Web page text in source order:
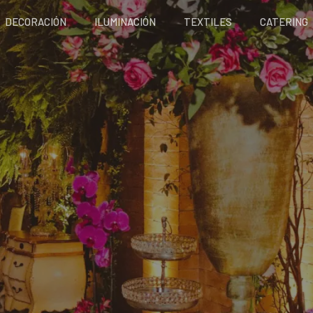
DECORACIÓN ILUMINACIÓN TEXTILES CATERING